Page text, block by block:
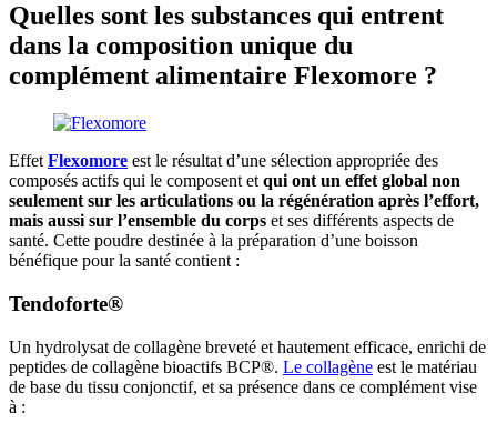
Quelles sont les substances qui entrent
dans la composition unique du
complément alimentaire Flexomore ?
Effet Flexomore est le résultat d’une sélection appropriée des
composés actifs qui le composent et qui ont un effet global non
seulement sur les articulations ou la régénération après l’effort,
mais aussi sur l’ensemble du corps et ses différents aspects de
santé. Cette poudre destinée à la préparation d’une boisson
bénéfique pour la santé contient :
Tendoforte®
Un hydrolysat de collagène breveté et hautement efficace, enrichi de
peptides de collagène bioactifs BCP®. Le collagène est le matériau
de base du tissu conjonctif, et sa présence dans ce complément vise
à :